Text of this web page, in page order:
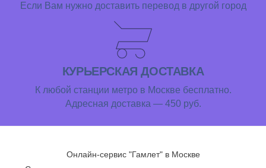
Если Вам нужно доставить перевод в другой город
КУРЬЕРСКАЯ ДОСТАВКА
К любой станции метро в Москве бесплатно.
Адресная доставка — 450 руб.
Онлайн-сервис "Гамлет" в Москве